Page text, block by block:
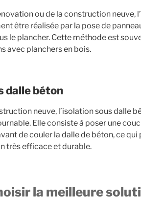
ou de la construction neuve,
être réalisée par la pose de
le plancher. Cette méthode est
avec planchers en bois.
dalle béton
neuve, l’isolation sous dalle
Elle consiste à poser une
de couler la dalle de béton, ce qui
très efficace et durable.
la meilleure